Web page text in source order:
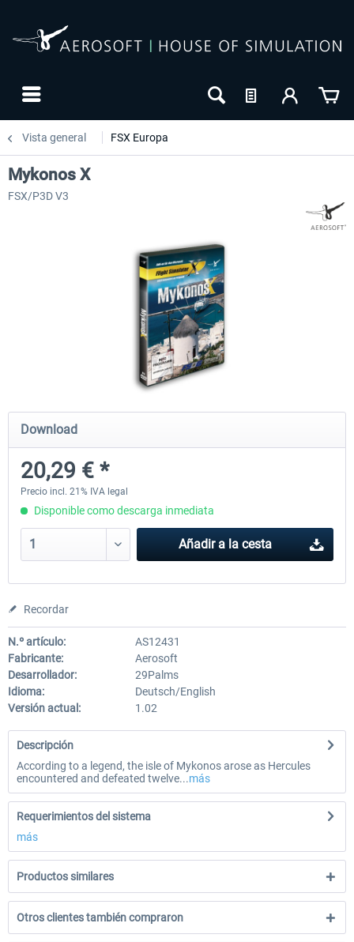
Vista general FSX Europa
Mega Airport Frankfurt V2.0
30,45 € *
Mega Airport Berlin
Mykonos X
FSX/P3D V3
Download
20,29 € *
Precio incl. 21% IVA legal
Disponible como descarga inmediata
Añadir a la cesta
Recordar
N.º artículo:
AS12431
Fabricante:
Aerosoft
Desarrollador:
29Palms
Idioma:
Deutsch/English
Versión actual:
1.02
Descripción
According to a legend, the isle of Mykonos arose as Hercules
encountered and defeated twelve...más
Requerimientos del sistema
más
Productos similares
Otros clientes también compraron